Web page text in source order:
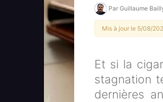
Par Guillaume
Mis à jour le 5/08/
Et si la
stagnation
dernières